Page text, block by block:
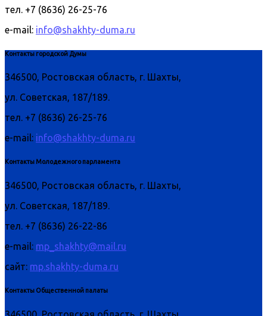
тел. +7 (8636) 26-25-76
e-mail: info@shakhty-duma.ru
Контакты городской Думы
346500, Ростовская область, г. Шахты,
ул. Советская, 187/189.
тел. +7 (8636) 26-25-76
e-mail: info@shakhty-duma.ru
Контакты Молодежного парламента
346500, Ростовская область, г. Шахты,
ул. Советская, 187/189.
тел. +7 (8636) 26-22-86
e-mail: mp_shakhty@mail.ru
сайт: mp.shakhty-duma.ru
Контакты Общественной палаты